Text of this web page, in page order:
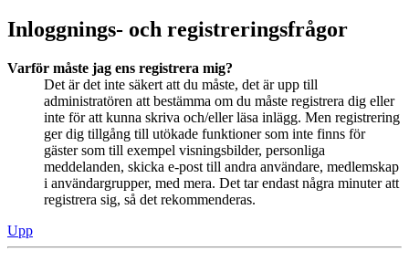
Inloggnings- och registreringsfrågor
Varför måste jag ens registrera mig?
Det är det inte säkert att du måste, det är upp till
administratören att bestämma om du måste registrera dig eller
inte för att kunna skriva och/eller läsa inlägg. Men registrering
ger dig tillgång till utökade funktioner som inte finns för
gäster som till exempel visningsbilder, personliga
meddelanden, skicka e-post till andra användare, medlemskap
i användargrupper, med mera. Det tar endast några minuter att
registrera sig, så det rekommenderas.
Upp